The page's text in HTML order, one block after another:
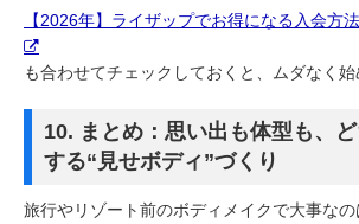
【2026年】ライザップでお得になる入会方
も合わせてチェックしておくと、ムダなく始
10. まとめ：思い出も体型も、
する“見せボディ”づくり
旅行やリゾート前のボディメイクで大事なの